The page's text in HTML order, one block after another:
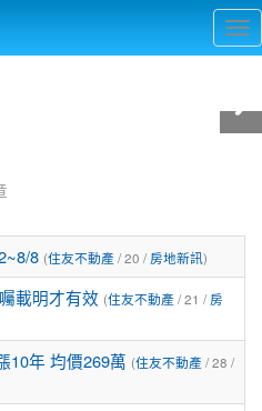
8 (住友不動產 / 20 / 房地新訊)
載明才有效 (住友不動產 / 21 / 房
10年 均價269萬 (住友不動產 / 28 /